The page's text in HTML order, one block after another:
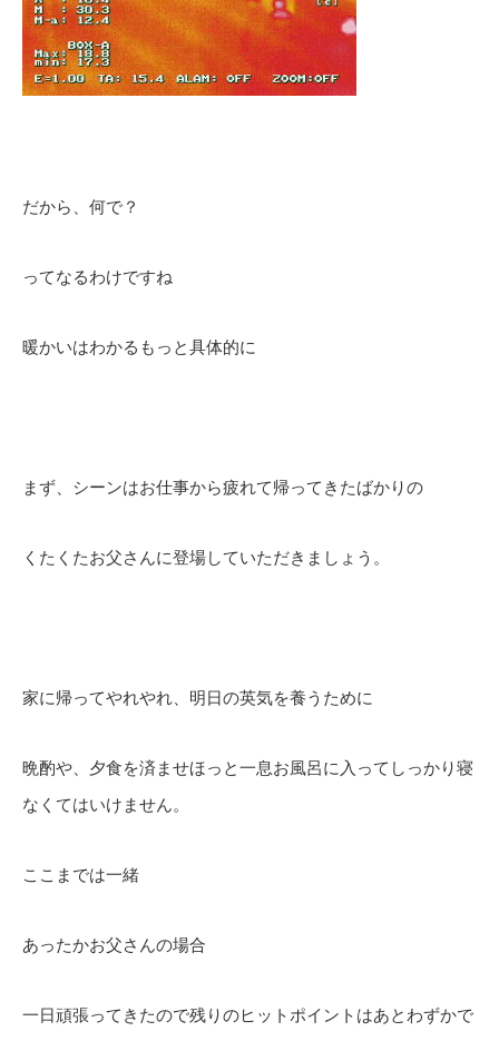
だから、何で？
ってなるわけですね
暖かいはわかるもっと具体的に
まず、シーンはお仕事から疲れて帰ってきたばかりの
くたくたお父さんに登場していただきましょう。
家に帰ってやれやれ、明日の英気を養うために
晩酌や、夕食を済ませほっと一息お風呂に入ってしっかり寝
なくてはいけません。
ここまでは一緒
あったかお父さんの場合
一日頑張ってきたので残りのヒットポイントはあとわずかで